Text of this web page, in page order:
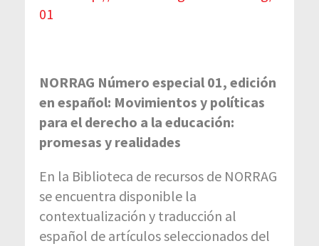
01
NORRAG Número especial 01, edición
en español: Movimientos y políticas
para el derecho a la educación:
promesas y realidades
En la Biblioteca de recursos de NORRAG
se encuentra disponible la
contextualización y traducción al
español de artículos seleccionados del